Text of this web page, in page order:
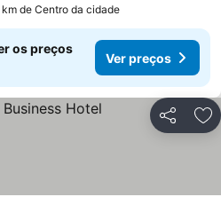
km de Centro da cidade
os preços
Ver preços
Partilhar